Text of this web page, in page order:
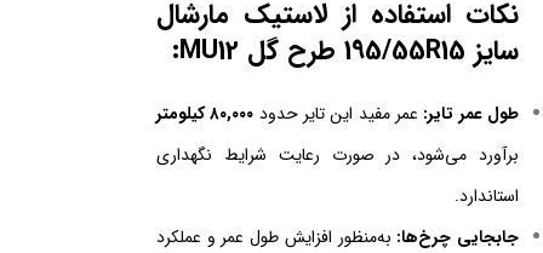
نکات استفاده از لاستیک مارشال
سایز 195/55R15 طرح گل MU12:
طول عمر تایر: عمر مفید این تایر حدود ۸۰,۰۰۰ کیلومتر
برآورد می‌شود، در صورت رعایت شرایط نگهداری
استاندارد.
جابجایی چرخ‌ها: به‌منظور افزایش طول عمر و عملکرد